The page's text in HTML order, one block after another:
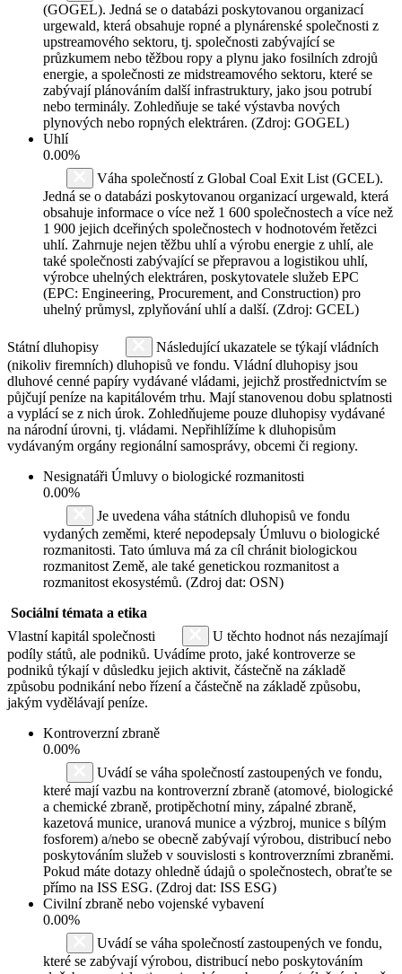
(GOGEL). Jedná se o databázi poskytovanou organizací
urgewald, která obsahuje ropné a plynárenské společnosti z
upstreamového sektoru, tj. společnosti zabývající se
průzkumem nebo těžbou ropy a plynu jako fosilních zdrojů
energie, a společnosti ze midstreamového sektoru, které se
zabývají plánováním další infrastruktury, jako jsou potrubí
nebo terminály. Zohledňuje se také výstavba nových
plynových nebo ropných elektráren. (Zdroj: GOGEL)
Uhlí
0.00%
Váha společností z Global Coal Exit List (GCEL).
Jedná se o databázi poskytovanou organizací urgewald, která
obsahuje informace o více než 1 600 společnostech a více než
1 900 jejich dceřiných společnostech v hodnotovém řetězci
uhlí. Zahrnuje nejen těžbu uhlí a výrobu energie z uhlí, ale
také společnosti zabývající se přepravou a logistikou uhlí,
výrobce uhelných elektráren, poskytovatele služeb EPC
(EPC: Engineering, Procurement, and Construction) pro
uhelný průmysl, zplyňování uhlí a další. (Zdroj: GCEL)
Státní dluhopisy
Následující ukazatele se týkají vládních
(nikoliv firemních) dluhopisů ve fondu. Vládní dluhopisy jsou
dluhové cenné papíry vydávané vládami, jejichž prostřednictvím se
půjčují peníze na kapitálovém trhu. Mají stanovenou dobu splatnosti
a vyplácí se z nich úrok. Zohledňujeme pouze dluhopisy vydávané
na národní úrovni, tj. vládami. Nepřihlížíme k dluhopisům
vydávaným orgány regionální samosprávy, obcemi či regiony.
Nesignatáři Úmluvy o biologické rozmanitosti
0.00%
Je uvedena váha státních dluhopisů ve fondu
vydaných zeměmi, které nepodepsaly Úmluvu o biologické
rozmanitosti. Tato úmluva má za cíl chránit biologickou
rozmanitost Země, ale také genetickou rozmanitost a
rozmanitost ekosystémů. (Zdroj dat: OSN)
Sociální témata a etika
Vlastní kapitál společnosti
U těchto hodnot nás nezajímají
podíly států, ale podniků. Uvádíme proto, jaké kontroverze se
podniků týkají v důsledku jejich aktivit, částečně na základě
způsobu podnikání nebo řízení a částečně na základě způsobu,
jakým vydělávají peníze.
Kontroverzní zbraně
0.00%
Uvádí se váha společností zastoupených ve fondu,
které mají vazbu na kontroverzní zbraně (atomové, biologické
a chemické zbraně, protipěchotní miny, zápalné zbraně,
kazetová munice, uranová munice a výzbroj, munice s bílým
fosforem) a/nebo se obecně zabývají výrobou, distribucí nebo
poskytováním služeb v souvislosti s kontroverzními zbraněmi.
Pokud máte dotazy ohledně údajů o společnostech, obraťte se
přímo na ISS ESG. (Zdroj dat: ISS ESG)
Civilní zbraně nebo vojenské vybavení
0.00%
Uvádí se váha společností zastoupených ve fondu,
které se zabývají výrobou, distribucí nebo poskytováním